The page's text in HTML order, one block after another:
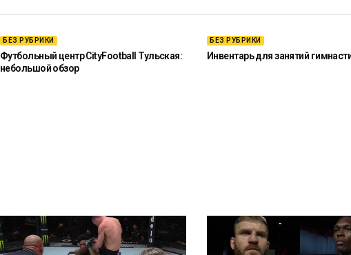
БЕЗ РУБРИКИ
Футбольный центр CityFootball Тульская:
небольшой обзор
БЕЗ РУБРИКИ
Инвентарь для занятий